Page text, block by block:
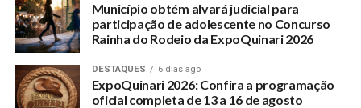
Município obtém alvará judicial para
participação de adolescente no Concurso
Rainha do Rodeio da ExpoQuinari 2026
DESTAQUES 6 dias ago
ExpoQuinari 2026: Confira a programação
oficial completa de 13 a 16 de agosto